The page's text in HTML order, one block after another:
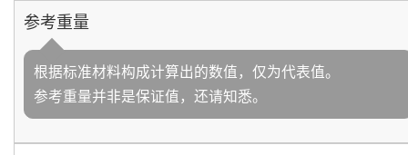
参考重量
根据标准材料构成计算出的数值，仅为代表值。
参考重量并非是保证值，还请知悉。